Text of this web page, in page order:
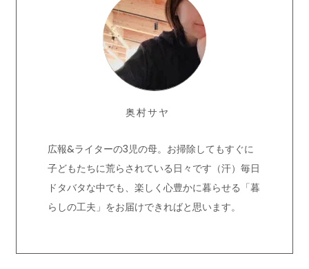
奥村サヤ
広報&ライターの3児の母。お掃除してもすぐに
子どもたちに荒らされている日々です（汗）毎日
ドタバタな中でも、楽しく心豊かに暮らせる「暮
らしの工夫」をお届けできればと思います。